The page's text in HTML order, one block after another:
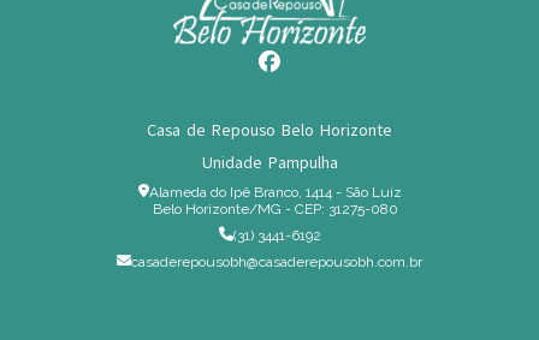
Casa de Repouso Belo Horizonte
Unidade Pampulha
Alameda do Ipê Branco, 1414 - São Luiz
Belo Horizonte/MG - CEP: 31275-080
(31) 3441-6192
casaderepousobh@casaderepousobh.com.br